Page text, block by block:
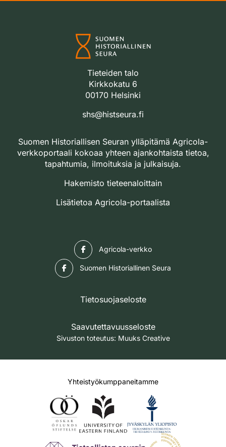
Tieteiden talo
Kirkkokatu 6
00170 Helsinki
shs@histseura.fi
Suomen Historiallisen Seuran ylläpitämä Agricola-
verkkoportaali kokoaa yhteen ajankohtaista tietoa,
tapahtumia, ilmoituksia ja julkaisuja.
Hakemisto tieteenaloittain
Lisätietoa Agricola-portaalista
Agricola-verkko
Suomen Historiallinen Seura
Tietosuojaseloste
Saavutettavuusseloste
Sivuston toteutus: Muuks Creative
Yhteistyökumppaneitamme